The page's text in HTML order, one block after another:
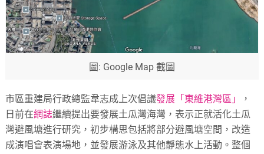
圖: Google Map 截圖
市區重建局行政總監韋志成上次倡議發展「東維港灣區」
，
日前在網誌繼續提出要發展土瓜灣海灣，表示正就活化土瓜
灣避風塘進行研究，初步構思包括將部分避風塘空間，改造
成演唱會表演場地，並發展游泳及其他靜態水上活動。整個